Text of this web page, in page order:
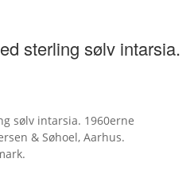
sterling sølv intarsia.
sølv intarsia. 1960erne
& Søhoel, Aarhus.